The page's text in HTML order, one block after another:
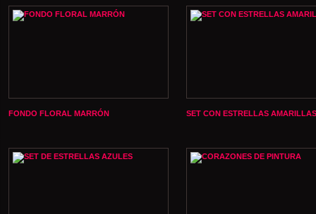
FONDO FLORAL MARRÓN SET CON ESTRELLAS AMARILLAS